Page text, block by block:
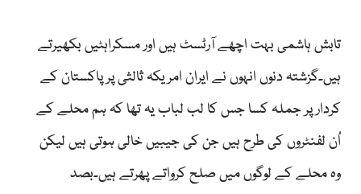
تابش ہاشمی بہت اچھے آرٹسٹ ہیں اور مسکراہٹیں بکھیرتے
ہیں۔گزشتہ دنوں انہوں نے ایران امریکہ ثالثی پر پاکستان کے
کردار پر جملہ کسا جس کا لب لباب یہ تھا کہ ہم محلے کے
اُن لفنٹروں کی طرح ہیں جن کی جیبیں خالی ہوتی ہیں لیکن
وہ محلے کے لوگوں میں صلح کرواتے پھرتے ہیں۔بصد